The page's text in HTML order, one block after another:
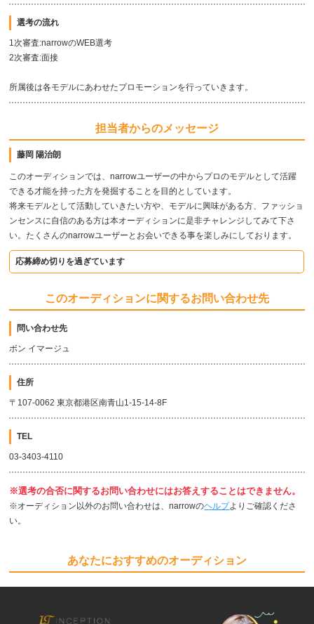
選考の流れ
1次審査:narrowのWEB選考
2次審査:面接
所属後は各モデルにあわせたプロモーションを行っていきます。
担当者からのメッセージ
藤岡 陽治朗
このオーディションでは、narrowユーザーの中からプロのモデルとして活躍
できる才能を持った方を発掘することを目的としています。
将来モデルとして活動していきたい方や、モデルに興味がある方、ファッショ
ンセンスに自信のある方は本オーディションに是非チャレンジしてみて下さ
い。たくさんのnarrowユーザーとお会いできる事を楽しみにしております。
応募締め切りを過ぎています
このオーディションに関するお問い合わせ先
問い合わせ先
ボン イマージュ
住所
〒107-0062 東京都港区南青山1-15-14-8F
TEL
03-3403-4110
※選考の合否に関するお問い合わせにはお答えすることはできません。
※オーディション以外のお問い合わせは、narrowのヘルプよりご確認くださ
い。
あなたにおすすめのオーディション